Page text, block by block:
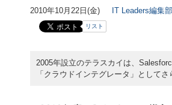
2010年10月22日(金) IT Leaders編集部
リスト
2005年設立のテラスカイは、
「クラウドインテグレータ」として